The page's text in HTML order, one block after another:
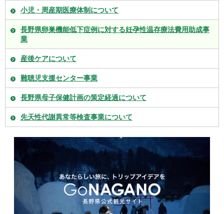
小児・周産期医療体制について
長野県卵巣機能低下症例に対する妊孕性温存療法費用助成事
業
産後ケアについて
難聴児支援センター事業
長野県母子保健計画の策定経過について
先天性代謝異常等検査事業について